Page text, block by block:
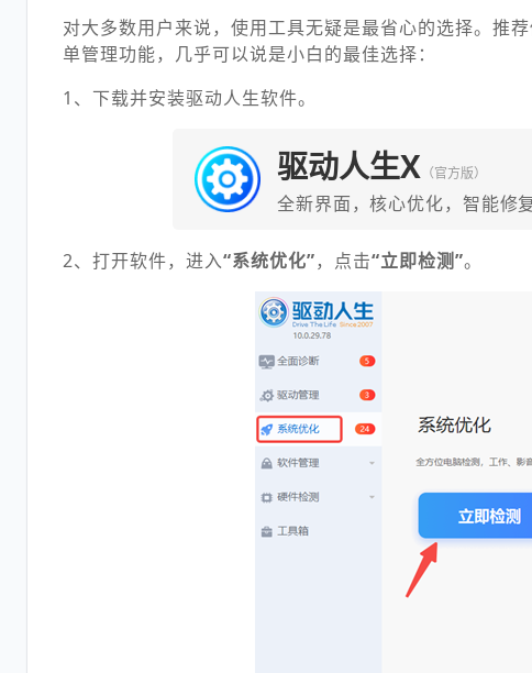
对大多数用户来说，使用工具无疑是最省心的选择。推
单管理功能，几乎可以说是小白的最佳选择：
1、下载并安装驱动人生软件。
驱动人生X （官方版）
全新界面，核心优化，智能修
2、打开软件，进入“系统优化”，点击“立即检测”。